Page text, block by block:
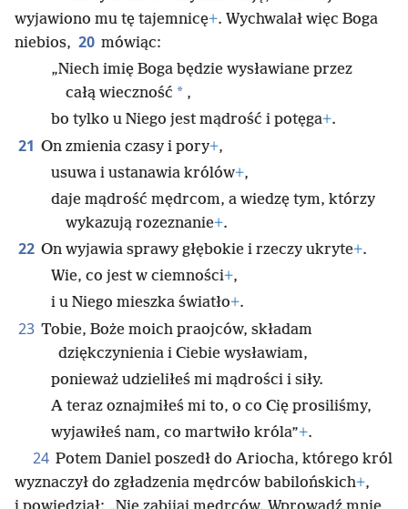
wyjawiono mu tę tajemnicę+. Wychwalał więc Boga
niebios, 20 mówiąc:
„Niech imię Boga będzie wysławiane przez
całą wieczność * ,
bo tylko u Niego jest mądrość i potęga+.
21 On zmienia czasy i pory+,
usuwa i ustanawia królów+,
daje mądrość mędrcom, a wiedzę tym, którzy
wykazują rozeznanie+.
22 On wyjawia sprawy głębokie i rzeczy ukryte+.
Wie, co jest w ciemności+,
i u Niego mieszka światło+.
23 Tobie, Boże moich praojców, składam
dziękczynienia i Ciebie wysławiam,
ponieważ udzieliłeś mi mądrości i siły.
A teraz oznajmiłeś mi to, o co Cię prosiliśmy,
wyjawiłeś nam, co martwiło króla”+.
24 Potem Daniel poszedł do Ariocha, którego król
wyznaczył do zgładzenia mędrców babilońskich+,